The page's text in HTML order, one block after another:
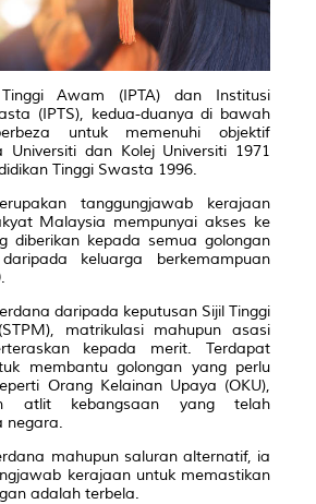
Awam (IPTA) dan Institusi
(IPTS), kedua-duanya di bawah
untuk memenuhi objektif
Universiti dan Kolej Universiti 1971
Tinggi Swasta 1996.
tanggungjawab kerajaan
Malaysia mempunyai akses ke
diberikan kepada semua golongan
keluarga berkemampuan
daripada keputusan Sijil Tinggi
matrikulasi mahupun asasi
kepada merit. Terdapat
membantu golongan yang perlu
Orang Kelainan Upaya (OKU),
atlit kebangsaan yang telah
negara.
mahupun saluran alternatif, ia
kerajaan untuk memastikan
adalah terbela.